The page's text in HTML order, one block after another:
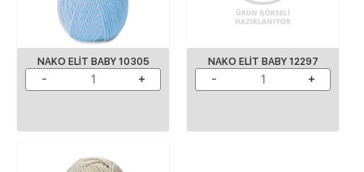
NAKO ELIT BABY 10305 NAKO ELIT BABY 12297